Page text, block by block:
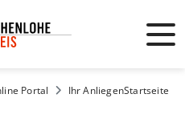
Startseite
Ihr Anliegen
Portal